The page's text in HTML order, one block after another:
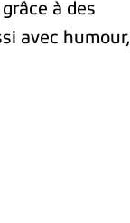
à des
avec humour,